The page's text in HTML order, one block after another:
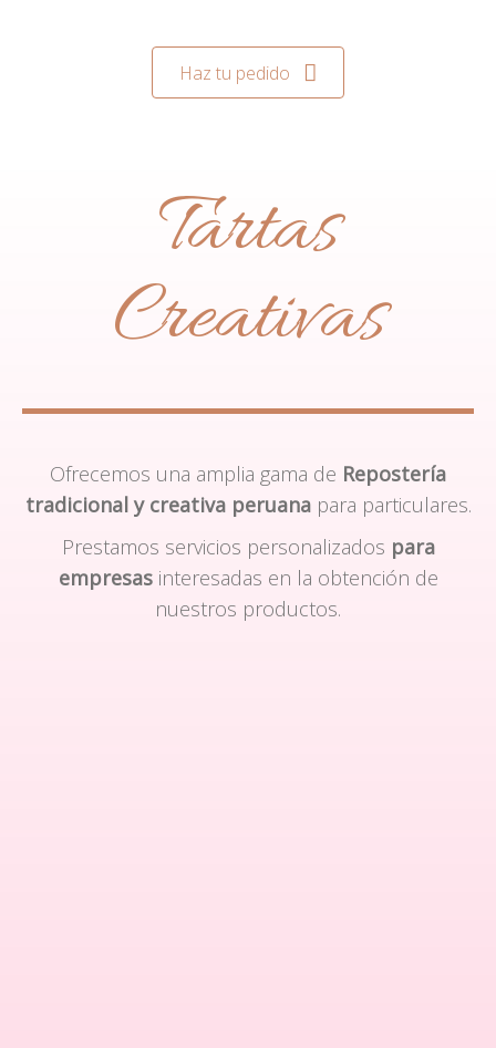
Haz tu pedido
Tartas
Creativas
Ofrecemos una amplia gama de Repostería
tradicional y creativa peruanapara particulares.
Prestamos servicios personalizados para
empresasinteresadas en la obtención de
nuestros productos.